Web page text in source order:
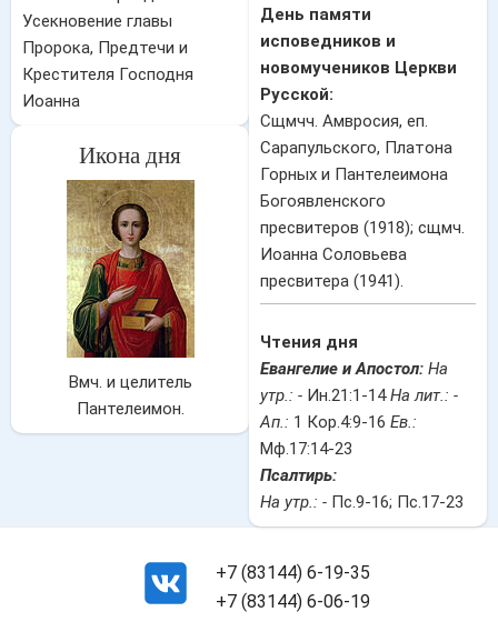
Усекновение главы
Пророка, Предтечи и
Крестителя Господня
Иоанна
Икона дня
Вмч. и целитель
Пантелеимон.
День памяти
исповедников и
новомучеников Церкви
Русской:
Сщмчч. Амвросия, еп.
Сарапульского, Платона
Горных и Пантелеимона
Богоявленского
пресвитеров (1918); сщмч.
Иоанна Соловьева
пресвитера (1941).
Чтения дня
Евангелие и Апостол: На
утр.: - Ин.21:1-14На лит.: -
Ап.: 1 Кор.4:9-16 Ев.:
Мф.17:14-23
Псалтирь:
На утр.: - Пс.9-16; Пс.17-23
+7 (83144) 6-19-35
+7 (83144) 6-06-19